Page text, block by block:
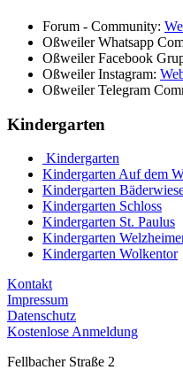
Forum - Community:
Oßweiler Whatsapp
Oßweiler Facebook
Oßweiler Instagram:
Oßweiler Telegram
Kindergarten
Kindergarten
Kindergarten Auf dem
Kindergarten
Kindergarten Schloss
Kindergarten St. Paulus
Kindergarten
Kindergarten Wolkentor
Kontakt
Impressum
Datenschutz
Kostenlose Anmeldung
Fellbacher Straße 2